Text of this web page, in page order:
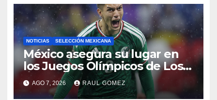
NOTICIAS SELECCIÓN MEXICANA
México asegura su lugar en
los Juegos Olímpicos de Los
Ángeles 2028
AGO 7, 2026 RAUL GOMEZ